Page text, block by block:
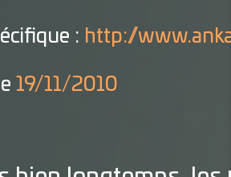
: http://
19/11/2010